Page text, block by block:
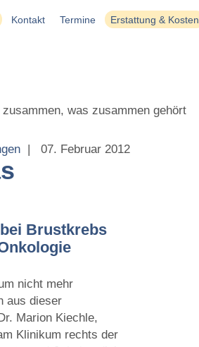
Kontakt Termine Erstattung & Kosten
was zusammen gehört
| 07. Februar 2012
Brustkrebs
nicht mehr
aus dieser
Marion Kiechle,
Klinikum rechts der